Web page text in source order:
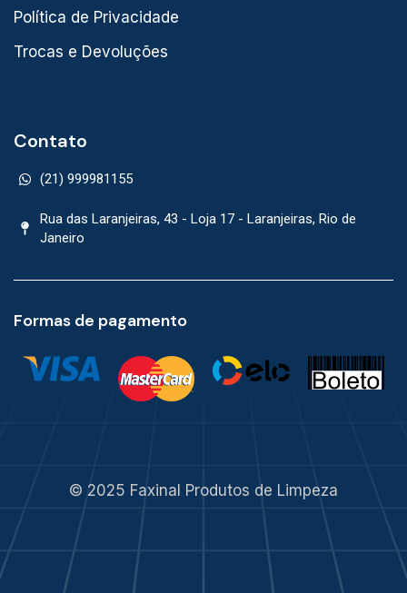
Política de Privacidade
Trocas e Devoluções
Contato
(21) 999981155
Rua das Laranjeiras, 43 - Loja 17 - Laranjeiras, Rio de
Janeiro
Formas de pagamento
© 2025 Faxinal Produtos de Limpeza